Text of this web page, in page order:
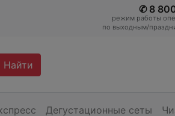
✆ 8
режим работы
по выходным/
Найти
Дегустационные сеты